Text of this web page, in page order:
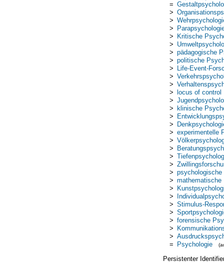
=
>
>
>
> Kritische
>
> pädagogische
> politische
> Life-Event-
>
>
> locus of control
>
> klinische
>
>
> experimentelle
>
>
>
>
> psychologische
> mathematische
>
>
> Stimulus-
>
> forensische
>
>
= Psychologie
Persistenter